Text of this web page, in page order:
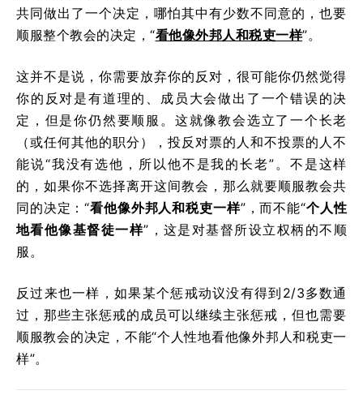
共同做出了一个决定，哪怕其中有少数不同意的，也要
顺服整个教会的决定，“看他像外邦人和税吏一样”。
这并不是说，你需要放弃你的反对，很可能你仍然觉得
你的反对是有道理的、成员大会做出了一个错误的决
定，但是你仍然要顺服。这就像教会选立了一个长老
（或任何其他的职分），投反对票的人和不投票的人不
能说“我没有选他，所以他不是我的长老”。不是这样
的，如果你不选择离开这间教会，那么就要顺服教会共
同的决定：“看他像外邦人和税吏一样”，而不能“个人性
地看他像基督徒一样”，这是对基督所设立权柄的不顺
服。
反过来也一样，如果某个惩戒动议没有得到2/3多数通
过，那些主张惩戒的成员可以继续主张惩戒，但也需要
顺服教会的决定，不能“个人性地看他像外邦人和税吏一
样”。